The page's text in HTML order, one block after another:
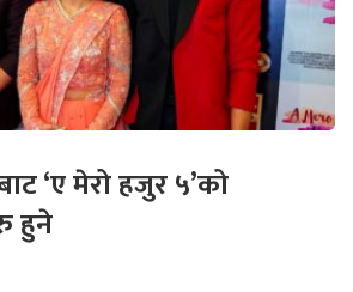
‘ए मेरो हजुर ५’को
हुने